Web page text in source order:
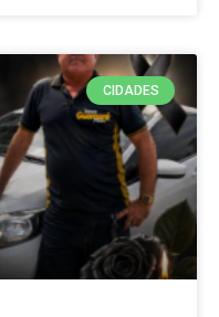
CIDADES